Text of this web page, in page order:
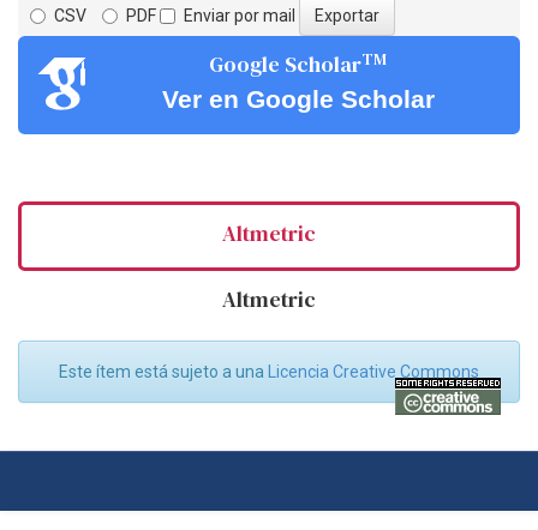
CSV
PDF Enviar por mail
Google ScholarTM
Ver en Google Scholar
Altmetric
Altmetric
Este ítem está sujeto a una Licencia Creative Commons